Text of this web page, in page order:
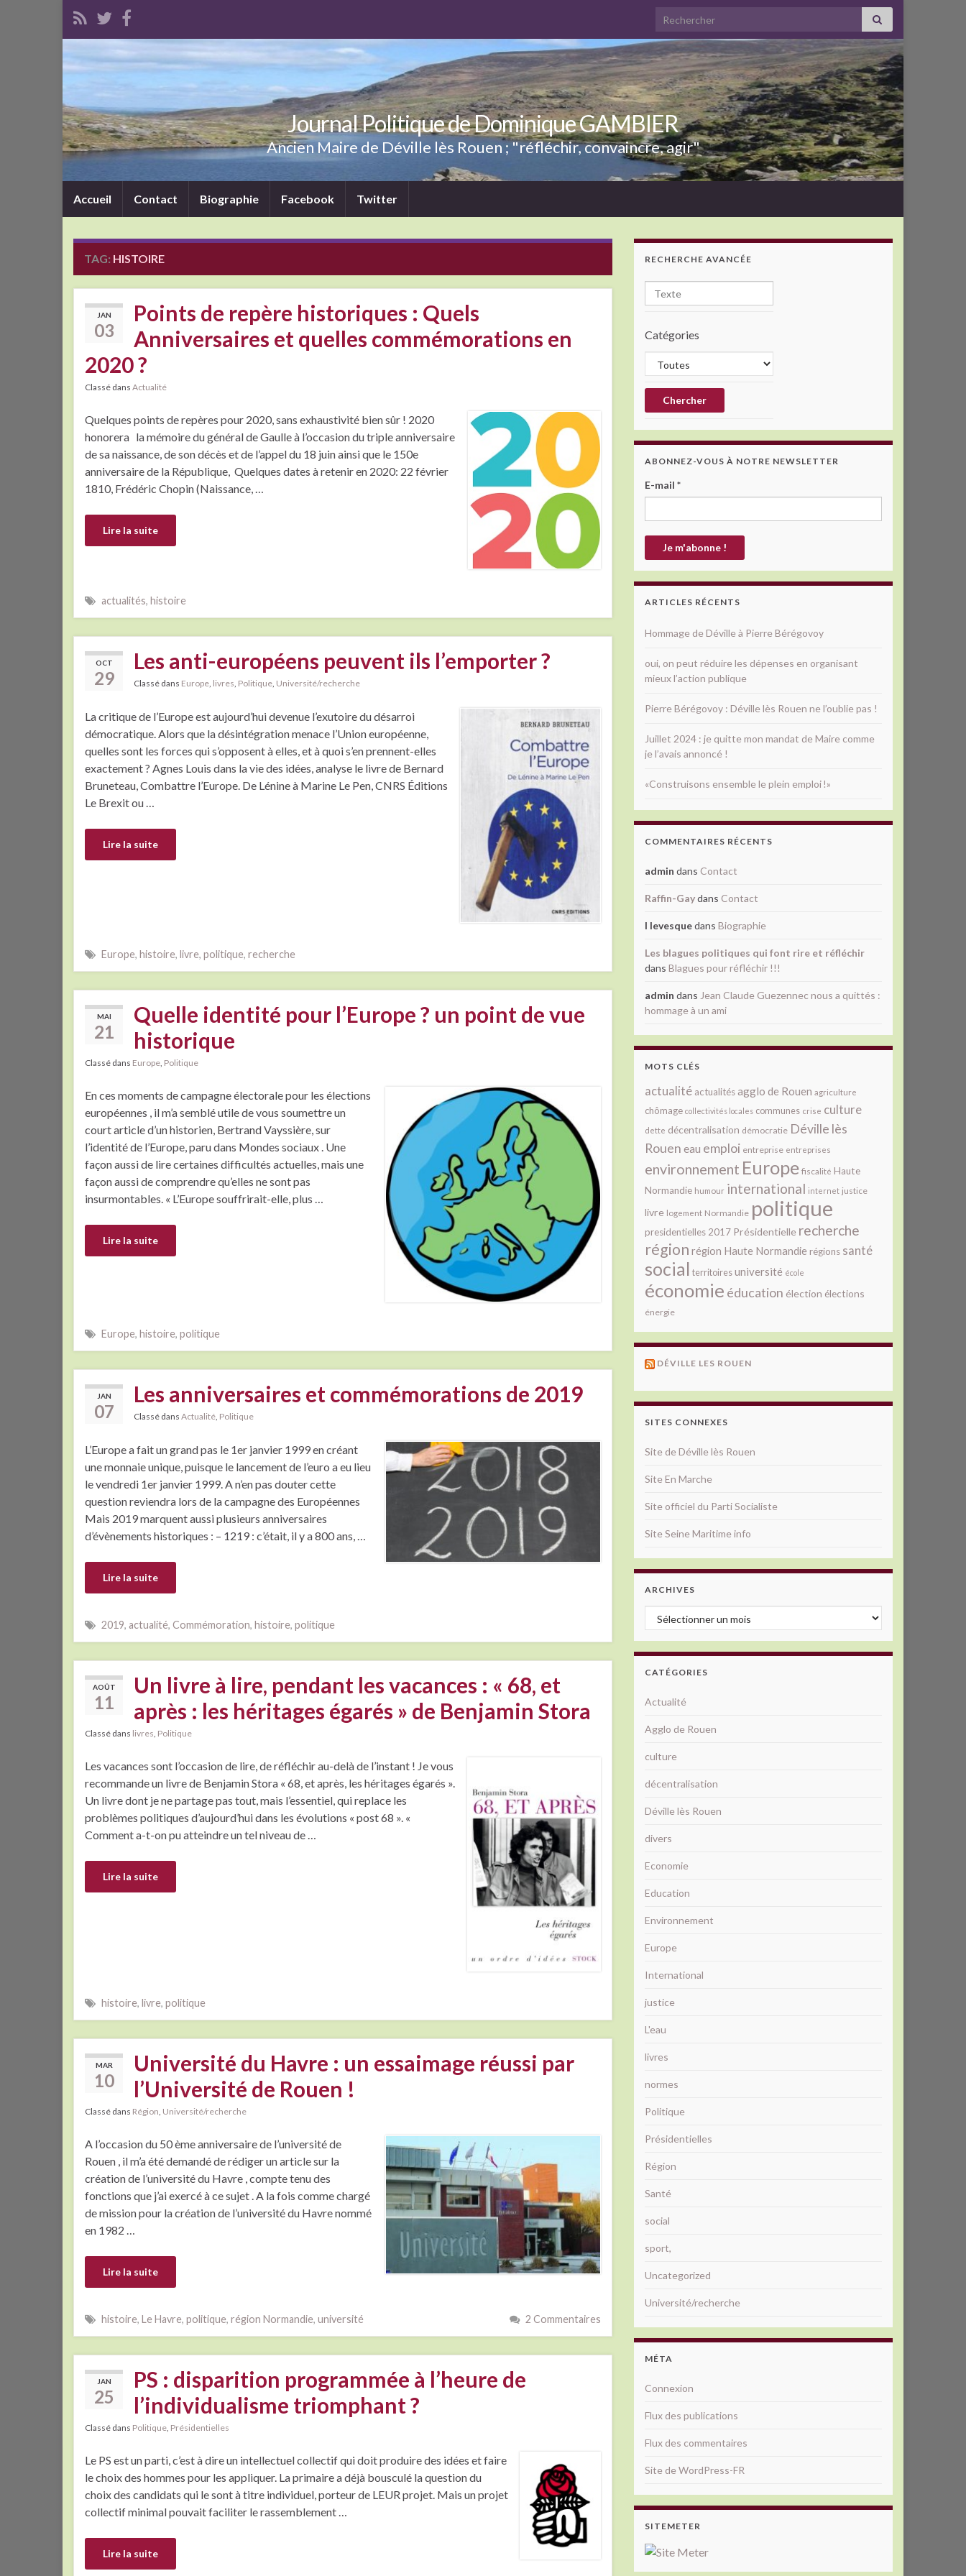
Search for:
Journal Politique de Dominique GAMBIER
Ancien Maire de Déville lès Rouen ; "réfléchir, convaincre, agir"
Accueil Contact Biographie Facebook Twitter
TAG: HISTOIRE
JAN
03
Points de repère historiques : Quels
Anniversaires et quelles commémorations en
2020 ?
Classé dans Actualité
Quelques points de repères pour 2020, sans exhaustivité bien sûr ! 2020
honorera la mémoire du général de Gaulle à l’occasion du triple anniversaire
de sa naissance, de son décès et de l’appel du 18 juin ainsi que le 150e
anniversaire de la République, Quelques dates à retenir en 2020: 22 février
1810, Frédéric Chopin (Naissance, …
Lire la suite
actualités, histoire
OCT
29
Les anti-européens peuvent ils l’emporter ?
Classé dans Europe livres Politique Université/recherche
La critique de l’Europe est aujourd’hui devenue l’exutoire du désarroi
démocratique. Alors que la désintégration menace l’Union européenne,
quelles sont les forces qui s’opposent à elles, et à quoi s’en prennent-elles
exactement ? Agnes Louis dans la vie des idées, analyse le livre de Bernard
Bruneteau, Combattre l’Europe. De Lénine à Marine Le Pen, CNRS Éditions
Le Brexit ou …
Lire la suite
Europe, histoire, livre, politique, recherche
MAI
21
Quelle identité pour l’Europe ? un point de vue
historique
Classé dans Europe Politique
En ces moments de campagne électorale pour les élections
européennes , il m’a semblé utile de vous soumettre un
court article d’un historien, Bertrand Vayssière, sur
l’identité de l’Europe, paru dans Mondes sociaux . Une
façon aussi de lire certaines difficultés actuelles, mais une
façon aussi de comprendre qu’elles ne sont pas
insurmontables. « L’Europe souffrirait-elle, plus …
Lire la suite
Europe, histoire, politique
JAN
07
Les anniversaires et commémorations de 2019
Classé dans Actualité Politique
L’Europe a fait un grand pas le 1er janvier 1999 en créant
une monnaie unique, puisque le lancement de l’euro a eu lieu
le vendredi 1er janvier 1999. A n’en pas douter cette
question reviendra lors de la campagne des Européennes
Mais 2019 marquent aussi plusieurs anniversaires
d’évènements historiques : – 1219 : c’était, il y a 800 ans, …
Lire la suite
2019, actualité, Commémoration, histoire, politique
AOÛT
11
Un livre à lire, pendant les vacances : « 68, et
après : les héritages égarés » de Benjamin Stora
Classé dans livres Politique
Les vacances sont l’occasion de lire, de réfléchir au-delà de l’instant ! Je vous
recommande un livre de Benjamin Stora « 68, et après, les héritages égarés ».
Un livre dont je ne partage pas tout, mais l’essentiel, qui replace les
problèmes politiques d’aujourd’hui dans les évolutions « post 68 ». «
Comment a-t-on pu atteindre un tel niveau de …
Lire la suite
histoire, livre, politique
MAR
10
Université du Havre : un essaimage réussi par
l’Université de Rouen !
Classé dans Région, Université/recherche
A l’occasion du 50 ème anniversaire de l’université de
Rouen , il m’a été demandé de rédiger un article sur la
création de l’université du Havre , compte tenu des
fonctions que j’ai exercé à ce sujet . A la fois comme chargé
de mission pour la création de l’université du Havre nommé
en 1982 …
Lire la suite
histoire, Le Havre, politique, région Normandie, université 2 Commentaires
JAN
25
PS : disparition programmée à l’heure de
l’individualisme triomphant ?
Classé dans Politique, Présidentielles
Le PS est un parti, c’est à dire un intellectuel collectif qui doit produire des idées et faire
le choix des hommes pour les appliquer. La primaire a déjà bousculé la question du
choix des candidats qui le sont à titre individuel, porteur de LEUR projet. Mais un projet
collectif minimal pouvait faciliter le rassemblement …
Lire la suite
RECHERCHE AVANCÉE
Catégories
ABONNEZ-VOUS À NOTRE NEWSLETTER
E-mail *
ARTICLES RÉCENTS
Hommage de Déville à Pierre Bérégovoy
oui, on peut réduire les dépenses en organisant
mieux l’action publique
Pierre Bérégovoy : Déville lès Rouen ne l’oublie pas !
Juillet 2024 : je quitte mon mandat de Maire comme
je l’avais annoncé !
«Construisons ensemble le plein emploi !»
COMMENTAIRES RÉCENTS
admin dans Contact
Raffin-Gaydans Contact
l levesquedans Biographie
Les blagues politiques qui font rire et réfléchir
dans Blagues pour réfléchir !!!
admin dans Jean Claude Guezennec nous a quittés :
hommage à un ami
MOTS CLÉS
actualité actualitésagglo de Rouen agriculture
chômage collectivités locales communes crise culture
dette décentralisation démocratie Déville lès
Rouen eau emploi entreprise entreprises
environnement Europe fiscalité Haute
Normandie humour international internet justice
livre logement Normandie politique
presidentielles 2017 Présidentielle recherche
région région Haute Normandie régions santé
social territoiresuniversité école
économie éducation élection élections
énergie
DÉVILLE LES ROUEN
SITES CONNEXES
Site de Déville lès Rouen
Site En Marche
Site officiel du Parti Socialiste
Site Seine Maritime info
ARCHIVES
Archives
CATÉGORIES
Actualité
Agglo de Rouen
culture
décentralisation
Déville lès Rouen
divers
Economie
Education
Environnement
Europe
International
justice
L'eau
livres
normes
Politique
Présidentielles
Région
Santé
social
sport,
Uncategorized
Université/recherche
MÉTA
Connexion
Flux des publications
Flux des commentaires
Site de WordPress-FR
SITEMETER